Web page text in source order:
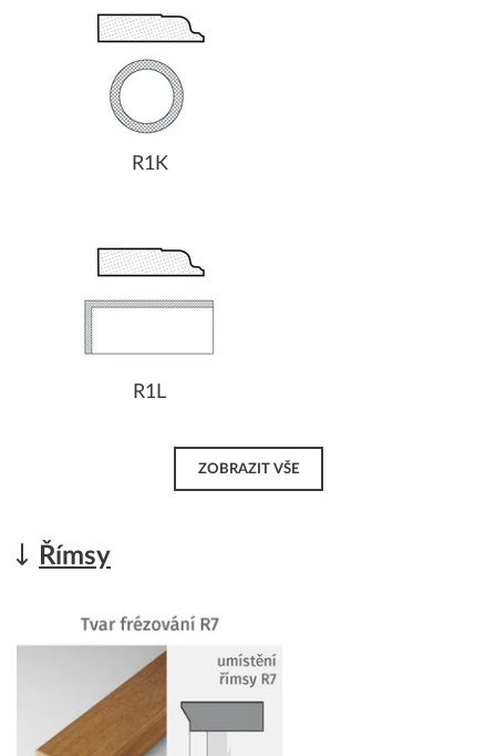
R1K
R1L
ZOBRAZIT VŠE
Římsy